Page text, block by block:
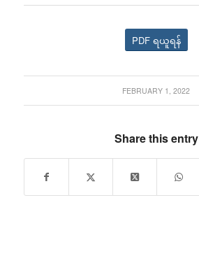
PDF ရယူရန်
FEBRUARY 1, 2022
Share this entry